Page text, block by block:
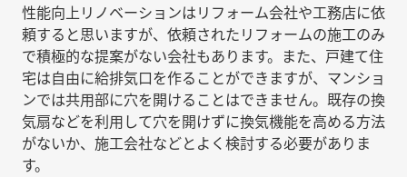
性能向上リノベーションはリフォーム会社や工務店に依
頼すると思いますが、依頼されたリフォームの施工のみ
で積極的な提案がない会社もあります。また、戸建て住
宅は自由に給排気口を作ることができますが、マンショ
ンでは共用部に穴を開けることはできません。既存の換
気扇などを利用して穴を開けずに換気機能を高める方法
がないか、施工会社などとよく検討する必要がありま
す。